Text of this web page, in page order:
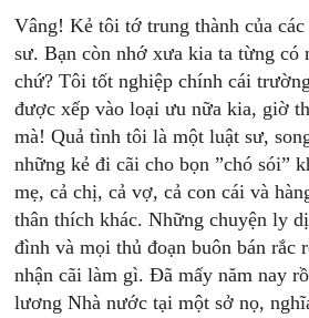
Vâng! Kẻ tôi tớ trung thành của
sư. Bạn còn nhớ xưa kia ta từng có
chứ? Tôi tốt nghiệp chính cái
được xếp vào loại ưu nữa kia, giờ
mà! Quả tình tôi là một luật sư,
những kẻ đi cãi cho bọn ”chó sói”
mẹ, cả chị, cả vợ, cả con cái và
thân thích khác. Những chuyện ly
đình và mọi thủ đoạn buôn bán rắc
nhận cãi làm gì. Đã mấy năm nay
lương Nhà nước tại một sở nọ,